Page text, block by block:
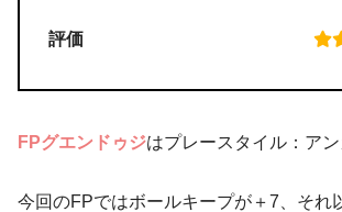
評価
FPグエンドゥジはプレースタイル：ア
今回のFPではボールキープが＋7、それ